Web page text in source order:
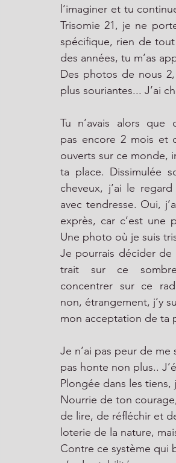
l’imaginer et tu
Trisomie 21, je ne
spécifique, rien de
des années, tu m’as
Des photos de nous
plus souriantes... J’ai
Tu n’avais alors que
pas encore 2 mois et
ouverts sur ce monde,
ta place. Dissimulée
cheveux, j’ai le
avec tendresse. Oui,
exprès, car c’est une
Une photo où je suis
Je pourrais décider de
trait sur ce
concentrer sur ce
non, étrangement, j’y
mon acceptation de ta
Je n’ai pas peur de
pas honte non plus..
Plongée dans les
Nourrie de ton
de lire, de réfléchir et
loterie de la nature,
Contre ce système qui